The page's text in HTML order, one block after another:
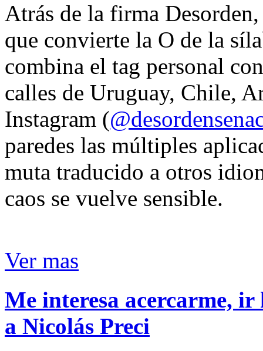
Atrás de la firma
que convierte la O de la
combina el tag personal
calles de Uruguay, Chile,
Instagram (
paredes las múltiples
muta traducido a otros
caos se vuelve sensible.
Ver mas
Me interesa acercarme,
a Nicolás Preci